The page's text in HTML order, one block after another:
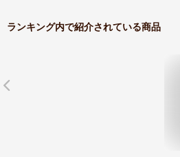
ランキング内で紹介されている商品